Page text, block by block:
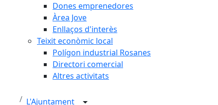
Dones emprenedores
Àrea Jove
Enllaços d'interès
Teixit econòmic local
Polígon industrial Rosanes
Directori comercial
Altres activitats
L'Ajuntament